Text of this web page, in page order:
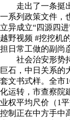
走出了一条挺出
一系列政策文件，
立异成立“四源四
越野视频 #挖挖机
担日常工做的副尚
社会治安形势持
巨石，中日关系的
套文书式样。全市
化运转，市查察院
业权平均尺价（1
控制正在中方手中